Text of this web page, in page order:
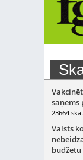
saņems
23664
Valsts
budžetu